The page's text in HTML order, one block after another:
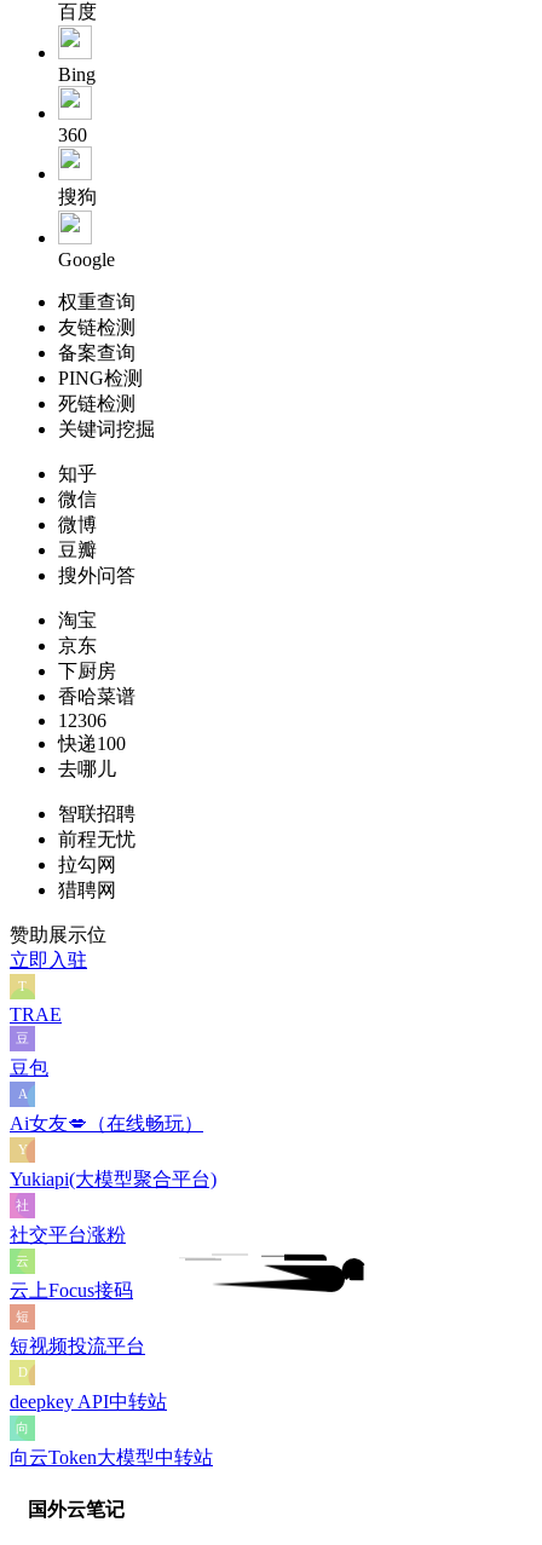
百度
Bing
360
搜狗
Google
权重查询
友链检测
备案查询
PING检测
死链检测
关键词挖掘
知乎
微信
微博
豆瓣
搜外问答
淘宝
京东
下厨房
香哈菜谱
12306
快递100
去哪儿
智联招聘
前程无忧
拉勾网
猎聘网
赞助展示位
立即入驻
TRAE
豆包
Ai女友💋（在线畅玩）
Yukiapi(大模型聚合平台)
社交平台涨粉
云上Focus接码
短视频投流平台
deepkey API中转站
向云Token大模型中转站
国外云笔记